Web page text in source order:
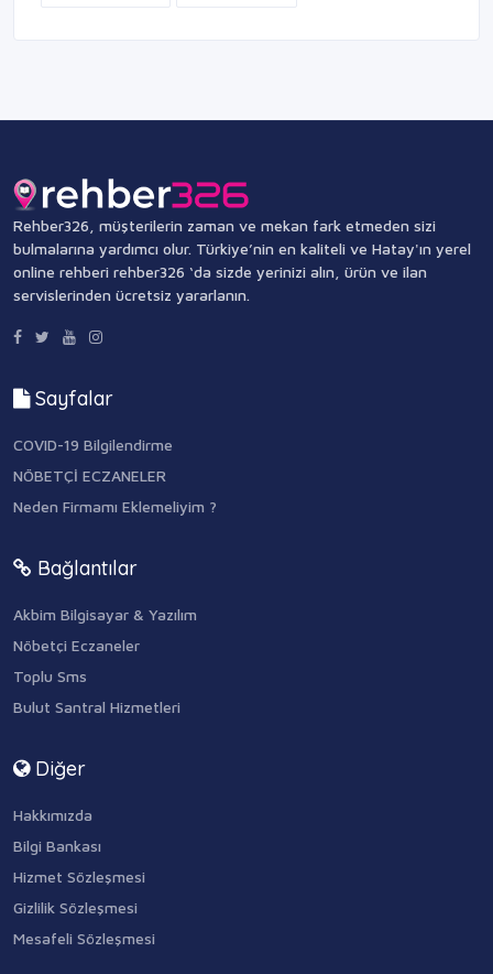
Rehber326, müşterilerin zaman ve mekan fark etmeden sizi
bulmalarına yardımcı olur. Türkiye’nin en kaliteli ve Hatay'ın yerel
online rehberi rehber326 ‘da sizde yerinizi alın, ürün ve ilan
servislerinden ücretsiz yararlanın.
Sayfalar
COVID-19 Bilgilendirme
NÖBETÇİ ECZANELER
Neden Firmamı Eklemeliyim ?
Bağlantılar
Akbim Bilgisayar & Yazılım
Nöbetçi Eczaneler
Toplu Sms
Bulut Santral Hizmetleri
Diğer
Hakkımızda
Bilgi Bankası
Hizmet Sözleşmesi
Gizlilik Sözleşmesi
Mesafeli Sözleşmesi